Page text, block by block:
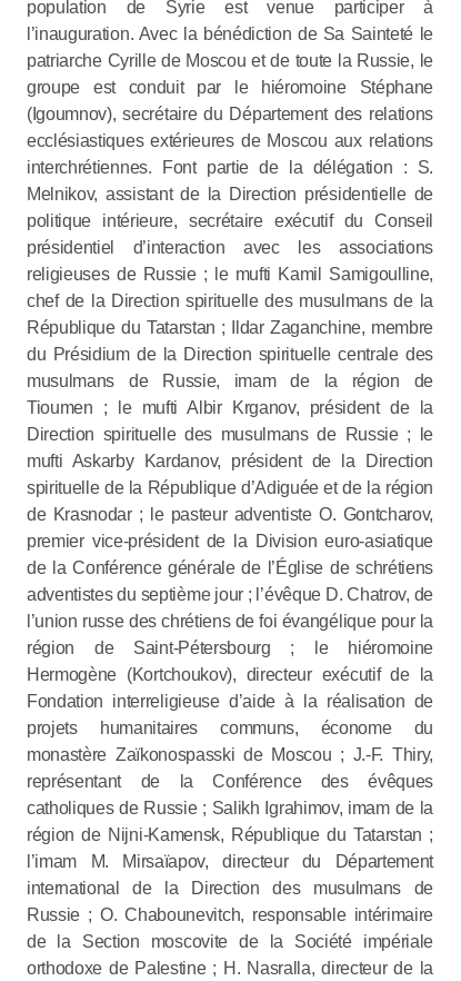
population de Syrie est venue participer à
l’inauguration. Avec la bénédiction de Sa Sainteté le
patriarche Cyrille de Moscou et de toute la Russie, le
groupe est conduit par le hiéromoine Stéphane
(Igoumnov), secrétaire du Département des relations
ecclésiastiques extérieures de Moscou aux relations
interchrétiennes. Font partie de la délégation : S.
Melnikov, assistant de la Direction présidentielle de
politique intérieure, secrétaire exécutif du Conseil
présidentiel d’interaction avec les associations
religieuses de Russie ; le mufti Kamil Samigoulline,
chef de la Direction spirituelle des musulmans de la
République du Tatarstan ; Ildar Zaganchine, membre
du Présidium de la Direction spirituelle centrale des
musulmans de Russie, imam de la région de
Tioumen ; le mufti Albir Krganov, président de la
Direction spirituelle des musulmans de Russie ; le
mufti Askarby Kardanov, président de la Direction
spirituelle de la République d’Adiguée et de la région
de Krasnodar ; le pasteur adventiste O. Gontcharov,
premier vice-président de la Division euro-asiatique
de la Conférence générale de l’Église de schrétiens
adventistes du septième jour ; l’évêque D. Chatrov, de
l’union russe des chrétiens de foi évangélique pour la
région de Saint-Pétersbourg ; le hiéromoine
Hermogène (Kortchoukov), directeur exécutif de la
Fondation interreligieuse d’aide à la réalisation de
projets humanitaires communs, économe du
monastère Zaïkonospasski de Moscou ; J.-F. Thiry,
représentant de la Conférence des évêques
catholiques de Russie ; Salikh Igrahimov, imam de la
région de Nijni-Kamensk, République du Tatarstan ;
l’imam M. Mirsaïapov, directeur du Département
international de la Direction des musulmans de
Russie ; O. Chabounevitch, responsable intérimaire
de la Section moscovite de la Société impériale
orthodoxe de Palestine ; H. Nasralla, directeur de la